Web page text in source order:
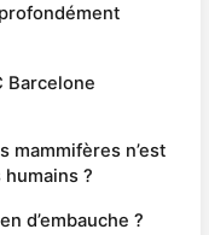
Barcelone
mammifères n’est
?
d’embauche ?